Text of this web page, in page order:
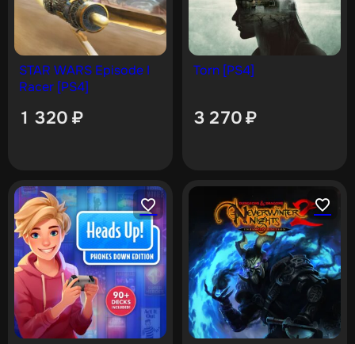
STAR WARS Episode I
Racer [PS4]
1 320 ₽
Torn [PS4]
3 270₽